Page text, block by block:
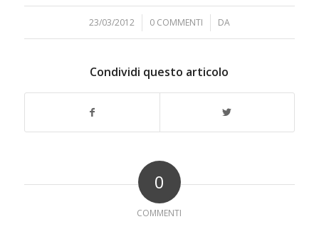
23/03/2012
/ 0 COMMENTI
/ DA
Condividi questo articolo
0
COMMENTI